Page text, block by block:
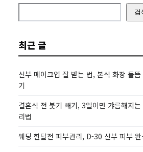
검
최근 글
신부 메이크업 잘 받는 법, 본식 화장 들
기
결혼식 전 붓기 빼기, 3일이면 갸름해지
리법
웨딩 한달전 피부관리, D-30 신부 피부 완